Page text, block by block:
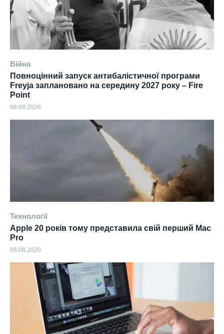
Війна
Повноцінний запуск антибалістичної програми
Freyja заплановано на середину 2027 року – Fire
Point
08.08.2026
Технології
Apple 20 років тому представила свій перший Mac
Pro
08.08.2026